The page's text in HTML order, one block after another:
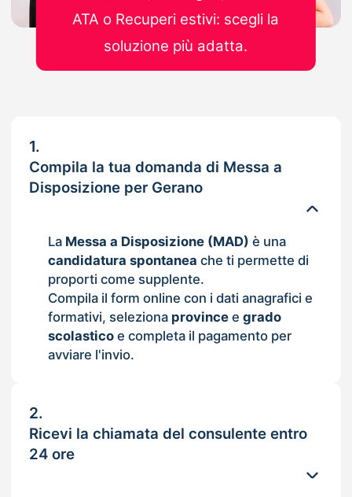
1.
Compila la tua domanda di Messa a
Disposizione per Gerano
La Messa a Disposizione (MAD) è una
candidatura spontanea che ti permette di
proporti come supplente.
Compila il form online con i dati anagrafici e
formativi, seleziona provincee grado
scolasticoe completa il pagamento per
avviare l'invio.
2.
Ricevi la chiamata del consulente entro
24 ore
ATA o Recuperi estivi: scegli la
soluzione più adatta.